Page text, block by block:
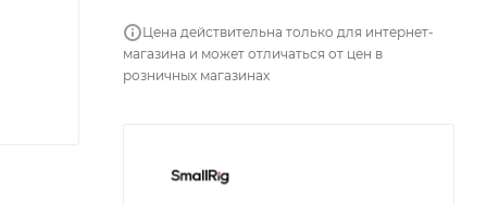
Цена действительна только для интернет-
магазина и может отличаться от цен в
розничных магазинах